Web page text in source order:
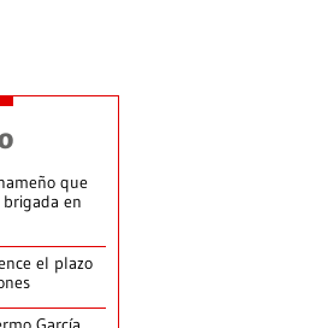
que
en
el plazo